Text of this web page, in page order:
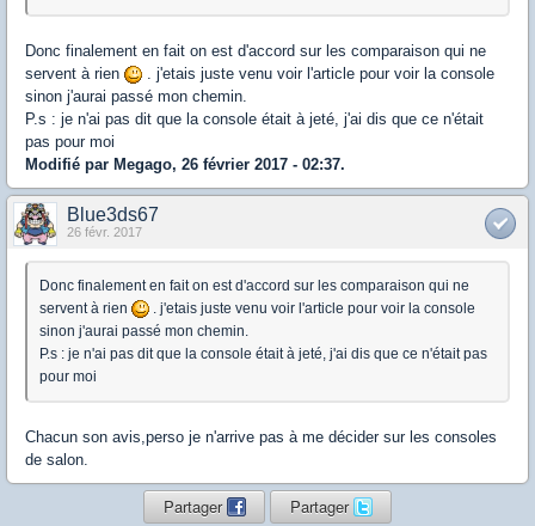
Donc finalement en fait on est d'accord sur les comparaison qui ne
servent à rien
. j'etais juste venu voir l'article pour voir la console
sinon j'aurai passé mon chemin.
P.s : je n'ai pas dit que la console était à jeté, j'ai dis que ce n'était
pas pour moi
Modifié par Megago, 26 février 2017 - 02:37.
Blue3ds67
26 févr. 2017
Donc finalement en fait on est d'accord sur les comparaison qui ne
servent à rien
. j'etais juste venu voir l'article pour voir la console
sinon j'aurai passé mon chemin.
P.s : je n'ai pas dit que la console était à jeté, j'ai dis que ce n'était pas
pour moi
Chacun son avis,perso je n'arrive pas à me décider sur les consoles
de salon.
Partager Partager